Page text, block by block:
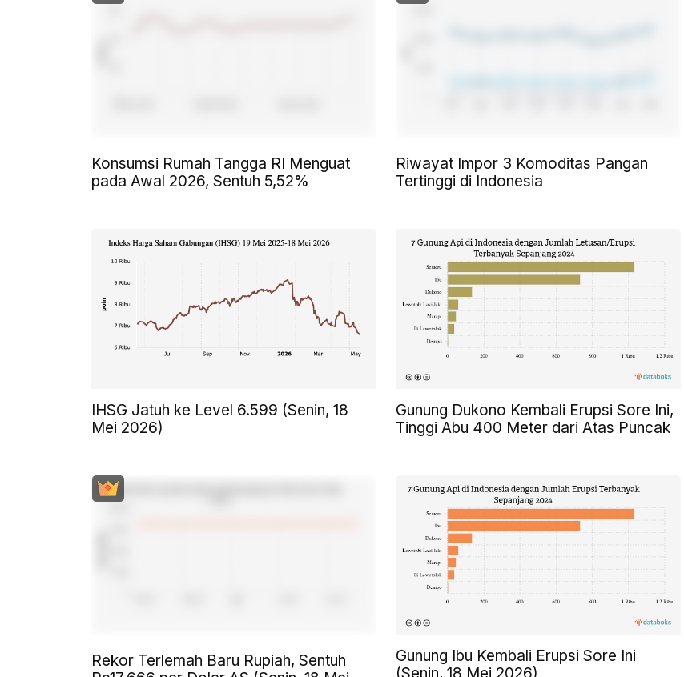
Konsumsi Rumah Tangga RI Menguat
pada Awal 2026, Sentuh 5,52%
Riwayat Impor 3 Komoditas Pangan
Tertinggi di Indonesia
IHSG Jatuh ke Level 6.599 (Senin, 18
Mei 2026)
Gunung Dukono Kembali Erupsi Sore Ini,
Tinggi Abu 400 Meter dari Atas Puncak
Rekor Terlemah Baru Rupiah, Sentuh
Gunung Ibu Kembali Erupsi Sore Ini